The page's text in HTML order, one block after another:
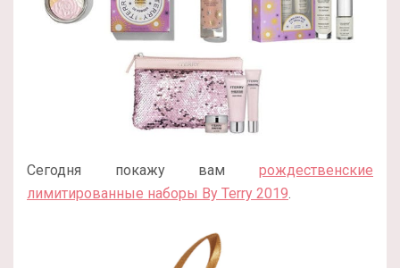
Сегодня покажу вам рождественские
лимитированные наборы By Terry 2019.